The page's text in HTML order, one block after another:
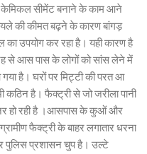
केमिकल सीमेंट बनाने के काम आने
की कीमत बढ़ने के कारण बांगड़
उपयोग कर रहा है। यही कारण है
से आस पास के लोगों को सांस लेने में
गया है। घरों पर मिट्टी की परत आ
कठिन है। फैक्ट्री से जो जरीला पानी
हो रही है ।आसपास के कुओं और
ग्रामीण फैक्ट्री के बाहर लगातार धरना
पुलिस प्रशासन चुप है। उल्टे